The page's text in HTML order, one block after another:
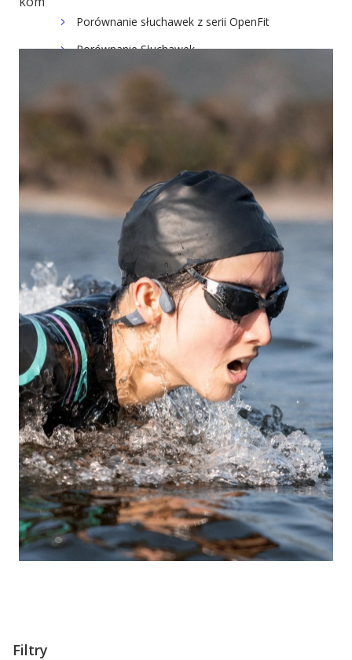
Porównanie słuchawek z serii OpenFit
Porównanie Słuchawek
KARTY PODARUNKOWE
WYPRZEDAŻ
APLIKACJE
GADŻETY
SKLEPY TRIGAR
Filtry